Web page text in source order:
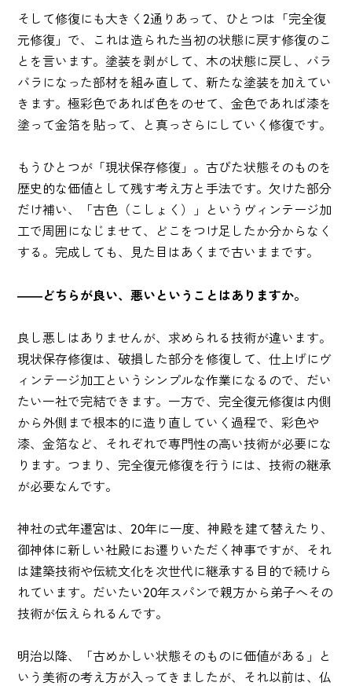
そして修復にも大きく2通りあって、ひとつは「完全復
元修復」で、これは造られた当初の状態に戻す修復のこ
とを言います。塗装を剥がして、木の状態に戻し、バラ
バラになった部材を組み直して、新たな塗装を加えてい
きます。極彩色であれば色をのせて、金色であれば漆を
塗って金箔を貼って、と真っさらにしていく修復です。
もうひとつが「現状保存修復」。古びた状態そのものを
歴史的な価値として残す考え方と手法です。欠けた部分
だけ補い、「古色（こしょく）」というヴィンテージ加
工で周囲になじませて、どこをつけ足したか分からなく
する。完成しても、見た目はあくまで古いままです。
――どちらが良い、悪いということはありますか。
良し悪しはありませんが、求められる技術が違います。
現状保存修復は、破損した部分を修復して、仕上げにヴ
ィンテージ加工というシンプルな作業になるので、だい
たい一社で完結できます。一方で、完全復元修復は内側
から外側まで根本的に造り直していく過程で、彩色や
漆、金箔など、それぞれで専門性の高い技術が必要にな
ります。つまり、完全復元修復を行うには、技術の継承
が必要なんです。
神社の式年遷宮は、20年に一度、神殿を建て替えたり、
御神体に新しい社殿にお遷りいただく神事ですが、それ
は建築技術や伝統文化を次世代に継承する目的で続けら
れています。だいたい20年スパンで親方から弟子へその
技術が伝えられるんです。
明治以降、「古めかしい状態そのものに価値がある」と
いう美術の考え方が入ってきましたが、それ以前は、仏